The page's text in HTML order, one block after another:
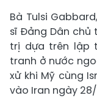
Bà Tulsi
sĩ Đảng Dân chủ
trị dựa trên lập
tranh ở nước
xử khi Mỹ cùng
vào Iran ngày